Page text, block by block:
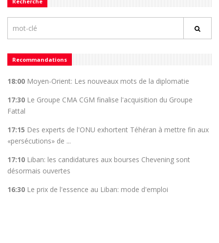
Recommandations
18:00 Moyen-Orient: Les nouveaux mots de la diplomatie
17:30 Le Groupe CMA CGM finalise l'acquisition du Groupe
Fattal
17:15 Des experts de l'ONU exhortent Téhéran à mettre fin aux
«persécutions» de ...
17:10 Liban: les candidatures aux bourses Chevening sont
désormais ouvertes
16:30 Le prix de l'essence au Liban: mode d'emploi